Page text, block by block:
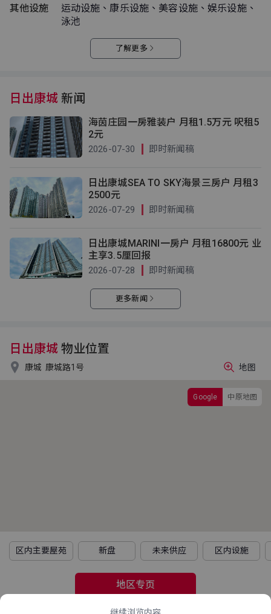
其他设施
运动设施、康乐设施、美容设施、娱乐设施、
泳池
了解更多
日出康城 新闻
海茵庄园一房雅装户 月租1.5万元 呎租5
2元
2026-07-30 即时新闻稿
日出康城SEA TO SKY海景三房户 月租3
2500元
2026-07-29 即时新闻稿
日出康城MARINI一房户 月租16800元 业
主享3.5厘回报
2026-07-28 即时新闻稿
更多新闻
日出康城 物业位置
 康城 康城路1号
Google 中原地图
地图
区内主要屋苑 新盘 未来供应 区内设施
地区专页